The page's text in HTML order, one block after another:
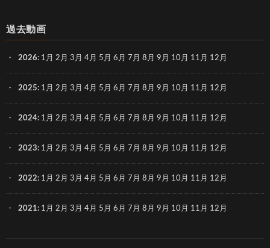
過去動画
2026: 1月 2月 3月 4月 5月 6月 7月 8月 9月 10月 11月 12月
2025: 1月 2月 3月 4月 5月 6月 7月 8月 9月 10月 11月 12月
2024: 1月 2月 3月 4月 5月 6月 7月 8月 9月 10月 11月 12月
2023: 1月 2月 3月 4月 5月 6月 7月 8月 9月 10月 11月 12月
2022: 1月 2月 3月 4月 5月 6月 7月 8月 9月 10月 11月 12月
2021: 1月 2月 3月 4月 5月 6月 7月 8月 9月 10月 11月 12月